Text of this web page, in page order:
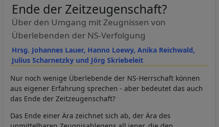
Hrsg. Johannes Lauer, Hanno Loewy, Anika Reichwald,
Julius Scharnetzky und Jörg Skriebeleit
Ende der Zeitzeugenschaft?
Über den Umgang mit Zeugnissen von
Überlebenden der NS-Verfolgung
Nur noch wenige Überlebende der NS-Herrschaft können
aus eigener Erfahrung sprechen - aber bedeutet das auch
das Ende der Zeitzeugenschaft?
Das Ende einer Ära zeichnet sich ab, der Ära des